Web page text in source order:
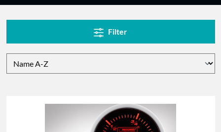
Filter